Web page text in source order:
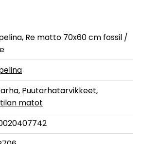
Re matto 70x60 cm fossil /
, Puutarhatarvikkeet,
matot